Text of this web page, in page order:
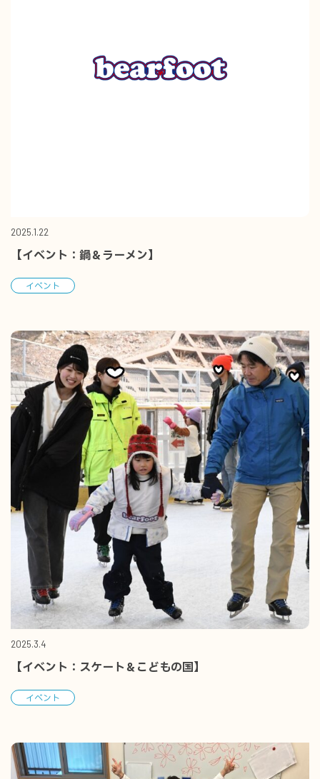
2025.1.22
【イベント：鍋＆ラーメン】
イベント
2025.3.4
【イベント：スケート＆こどもの国】
イベント